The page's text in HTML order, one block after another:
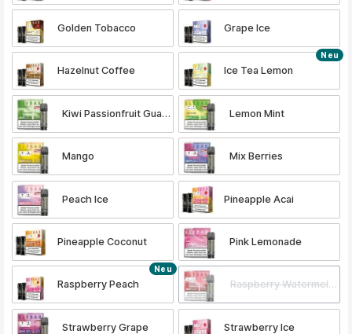
Golden Tobacco Grape Ice
Hazelnut Coffee Ice Tea Lemon
Neu
Kiwi Passionfruit Guava Lemon Mint
Mango Mix Berries
Peach Ice Pineapple Acai
Pineapple Coconut Pink Lemonade
Raspberry Peach
Neu
Raspberry Watermelon
Strawberry Grape Strawberry Ice